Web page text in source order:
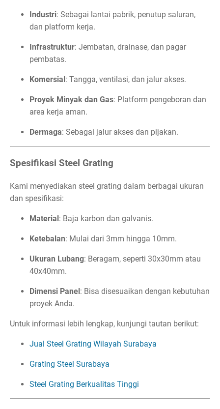
Industri: Sebagai lantai pabrik, penutup saluran,
dan platform kerja.
Infrastruktur: Jembatan, drainase, dan pagar
pembatas.
Komersial: Tangga, ventilasi, dan jalur akses.
Proyek Minyak dan Gas: Platform pengeboran dan
area kerja aman.
Dermaga: Sebagai jalur akses dan pijakan.
Spesifikasi Steel Grating
Kami menyediakan steel grating dalam berbagai ukuran
dan spesifikasi:
Material: Baja karbon dan galvanis.
Ketebalan: Mulai dari 3mm hingga 10mm.
Ukuran Lubang: Beragam, seperti 30x30mm atau
40x40mm.
Dimensi Panel: Bisa disesuaikan dengan kebutuhan
proyek Anda.
Untuk informasi lebih lengkap, kunjungi tautan berikut:
Jual Steel Grating Wilayah Surabaya
Grating Steel Surabaya
Steel Grating Berkualitas Tinggi